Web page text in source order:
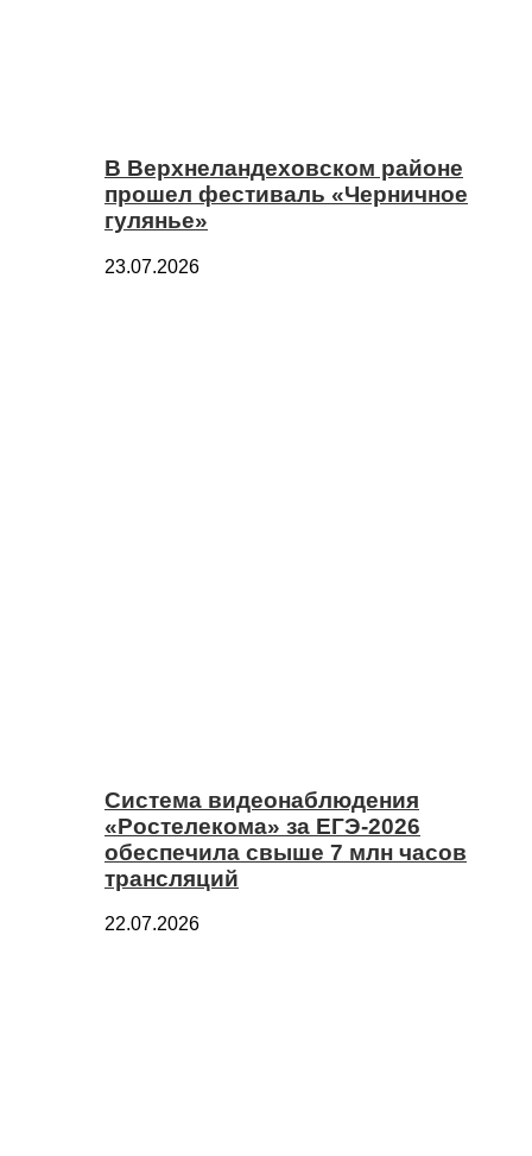
В Верхнеландеховском районе
прошел фестиваль «Черничное
гулянье»
23.07.2026
Система видеонаблюдения
«Ростелекома» за ЕГЭ-2026
обеспечила свыше 7 млн часов
трансляций
22.07.2026